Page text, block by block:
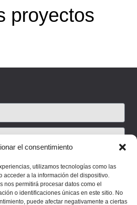
el consentimiento
utilizamos tecnologías como las
acceder a la información del dispositivo.
nos permitirá procesar datos como el
o identificaciones únicas en este sitio. No
puede afectar negativamente a ciertas
proyectos